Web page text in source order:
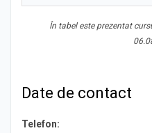
În tabel este prezentat
Date de contact
Telefon: